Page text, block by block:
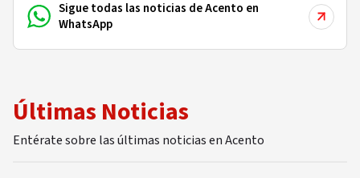
Sigue todas las noticias de Acento en
WhatsApp